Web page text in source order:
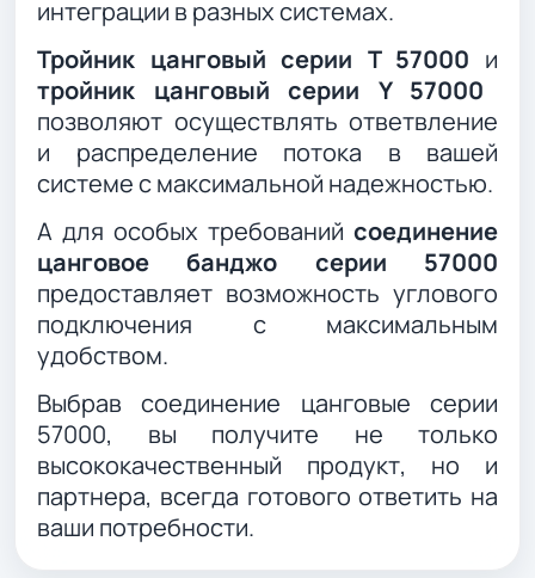
интеграции в разных системах.
Тройник цанговый серии T 57000 и
тройник цанговый серии Y 57000
позволяют осуществлять ответвление
и распределение потока в вашей
системе с максимальной надежностью.
А для особых требований соединение
цанговое банджо серии 57000
предоставляет возможность углового
подключения с максимальным
удобством.
Выбрав соединение цанговые серии
57000, вы получите не только
высококачественный продукт, но и
партнера, всегда готового ответить на
ваши потребности.